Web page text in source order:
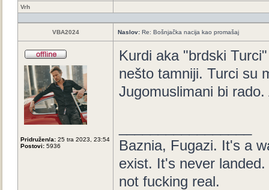
Vrh
VBA2024 Naslov: Re: Bošnjačka nacija kao promašaj
Pridružen/a: 25 tra 2023, 23:54
Postovi: 5936
Kurdi aka "brdski
nešto tamniji. Turci su
Jugomuslimani bi
Baznia, Fugazi. It's a
exist. It's never
not fucking real.